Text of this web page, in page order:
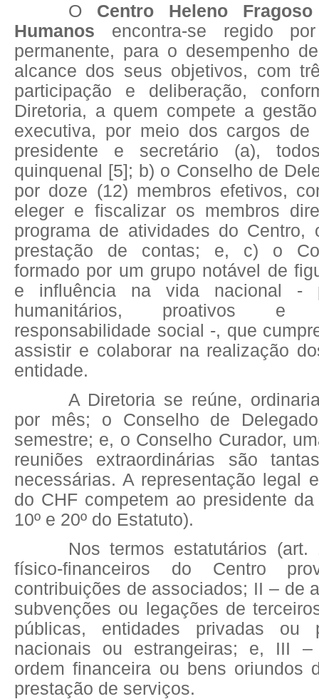
O Centro Heleno
Humanos encontra-se regido
permanente, para o desempenho
alcance dos seus objetivos, com
participação e deliberação,
Diretoria, a quem compete a
executiva, por meio dos cargos de
presidente e secretário (a),
quinquenal [5]; b) o Conselho de
por doze (12) membros efetivos,
eleger e fiscalizar os membros
programa de atividades do Centro,
prestação de contas; e, c) o
formado por um grupo notável de
e influência na vida nacional -
humanitários, proativos e
responsabilidade social -, que
assistir e colaborar na realização
entidade.
A Diretoria se reúne,
por mês; o Conselho de
semestre; e, o Conselho Curador,
reuniões extraordinárias são
necessárias. A representação legal
do CHF competem ao presidente
10º e 20º do Estatuto).
Nos termos estatutários
físico-financeiros do Centro
contribuições de associados; II – de
subvenções ou legações de
públicas, entidades privadas ou
nacionais ou estrangeiras; e, III
ordem financeira ou bens oriundos
prestação de serviços.